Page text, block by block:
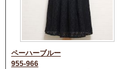
ペーハーブルー
955-966